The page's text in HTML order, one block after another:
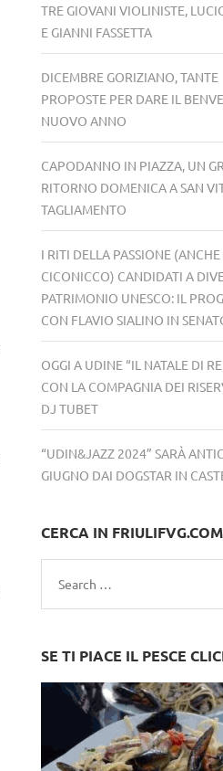
TRE GIOVANI VIOLINISTE,
E GIANNI FASSETTA
DICEMBRE GORIZIANO, TANTE
PROPOSTE PER DARE IL
NUOVO ANNO
CAPODANNO IN PIAZZA, UN
RITORNO DOMENICA A SAN
TAGLIAMENTO
I RITI DELLA PASSIONE (ANCHE
CICONICCO) CANDIDATI A
PATRIMONIO UNESCO: IL
CON FLAVIO SIALINO IN
OGGI A UDINE “IL NATALE DI
CON LA COMPAGNIA DEI
DJ TUBET
“UDIN&JAZZ 2024” SARÀ
GIUGNO DAI DOGSTAR IN
CERCA IN FRIULIFVG.COM
Search
for:
SE TI PIACE IL PESCE